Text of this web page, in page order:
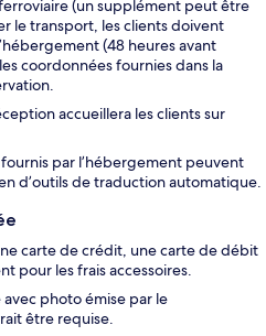
(un supplément peut être
le transport, les clients doivent
(48 heures avant
coordonnées fournies dans la
accueillera les clients sur
par l’hébergement peuvent
d’outils de traduction automatique.
carte de crédit, une carte de débit
pour les frais accessoires.
photo émise par le
être requise.